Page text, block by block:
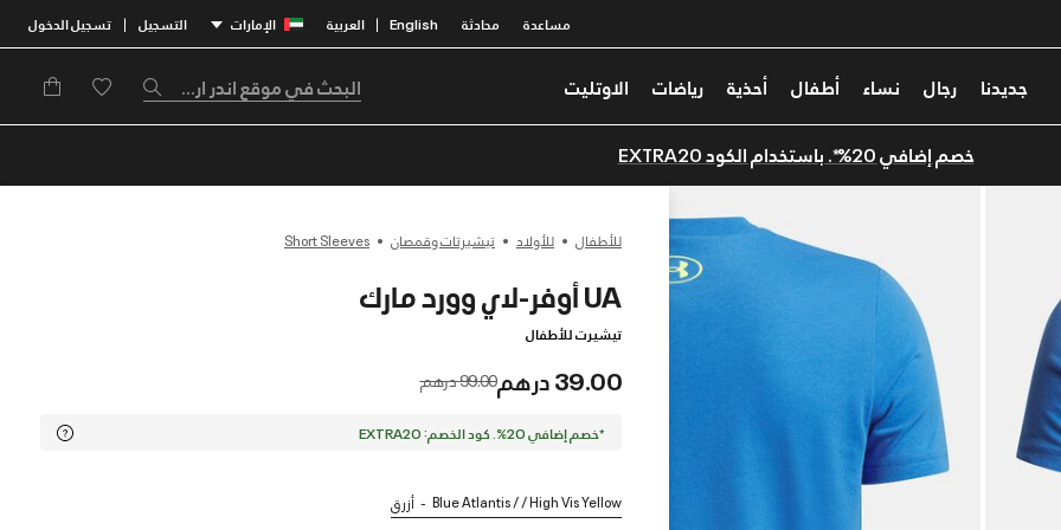
مساعدة محادثة English
| العربية الإمارات التسجيل | تسجيل الدخول
جديدنا رجال نساء أطفال أحذية رياضات الاوتليت
خصم إضافي 20%*. باستخدام الكود EXTRA20
للأطفال للأولاد تيشيرتات وقمصان Short Sleeves
UA أوفر-لاي وورد مارك
تيشيرت للأطفال
39.00 درهم Price reduced from
99.00 درهم to
*خصم إضافي 20%. كود الخصم: EXTRA20
Blue Atlantis / / High Vis Yellow أزرق